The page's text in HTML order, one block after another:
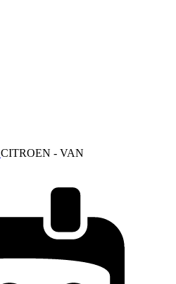
CITROEN - VAN